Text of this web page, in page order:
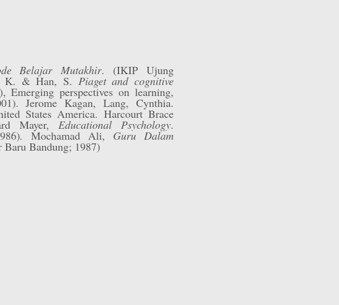
Belajar Mutakhir. (IKIP Ujung
K. & Han, S. Piaget and cognitive
perspectives on learning,
Jerome Kagan, Lang, Cynthia.
States America. Harcourt Brace
Mayer, Educational Psychology.
. Mochamad Ali, Guru Dalam
Baru Bandung; 1987)